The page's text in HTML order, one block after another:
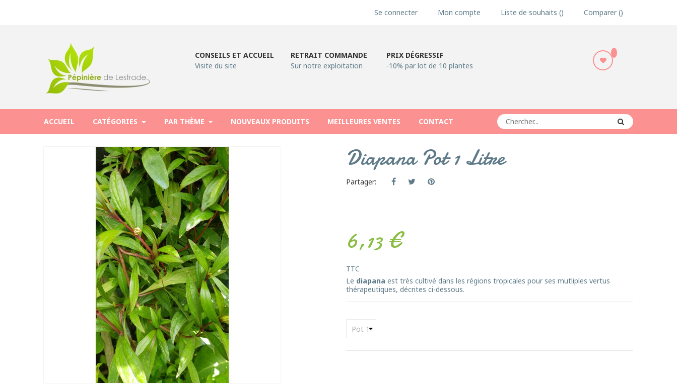
Se connecter Mon compte Liste de souhaits Comparer
CONSEILS ET ACCUEIL
Visite du site
RETRAIT COMMANDE
Sur notre exploitation
PRIX DÉGRESSIF
-10% par lot de 10 plantes
ACCUEIL CATÉGORIES PAR THÈME NOUVEAUX PRODUITS MEILLEURES VENTES CONTACT
Diapana Pot 1 Litre
Partager:
6,13 €
TTC
Le diapana est très cultivé dans les régions tropicales pour ses mutliples vertus
thérapeutiques, décrites ci-dessous.